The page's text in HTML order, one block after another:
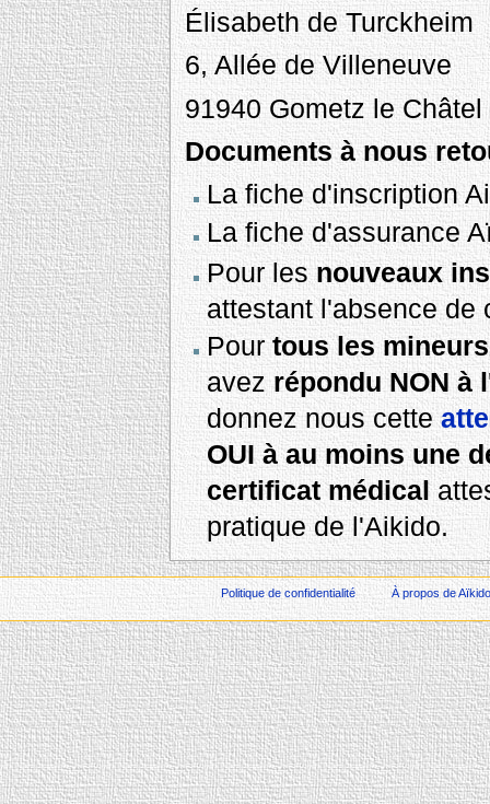
Élisabeth de Turckheim
6, Allée de Villeneuve
91940 Gometz le Châtel
Documents à nous
La fiche d'inscription
La fiche d'assurance
Pour lesnouveaux
attestant l'absence de
Pourtous les mineurs
avezrépondu NON à
donnez nous cette
OUI à au moins une
certificat médical
pratique de l'Aikido.
Politique de confidentialité À propos de